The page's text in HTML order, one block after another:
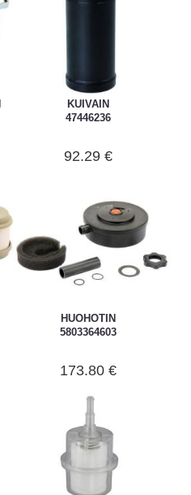
KUIVAIN
47446236
92.29 €
HUOHOTIN
5803364603
173.80 €